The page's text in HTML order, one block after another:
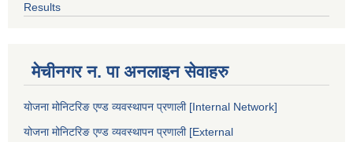
Results
मेचीनगर न. पा अनलाइन सेवाहरु
योजना मोनिटरिङ एण्ड व्यवस्थापन प्रणाली [Internal Network]
योजना मोनिटरिङ एण्ड व्यवस्थापन प्रणाली [External